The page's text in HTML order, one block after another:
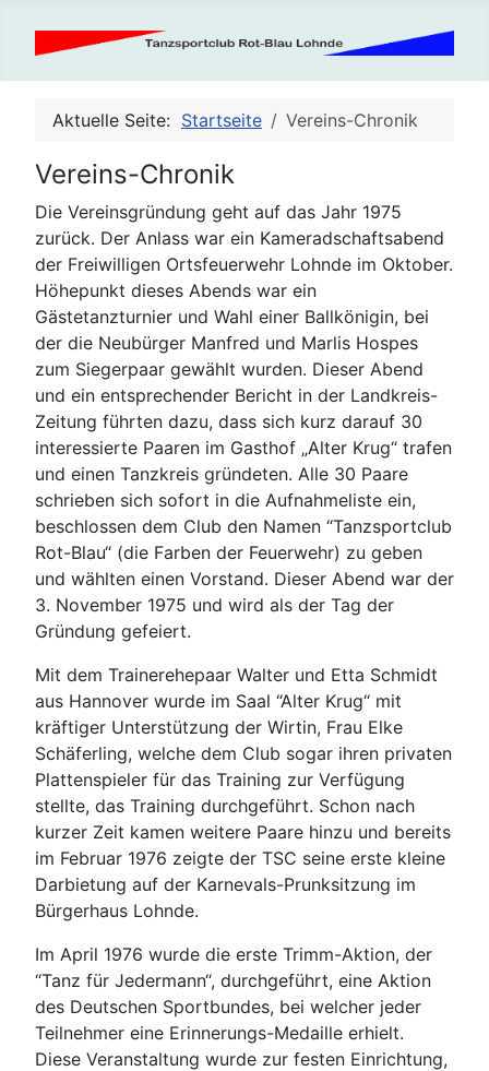
Aktuelle Seite: Startseite Vereins-Chronik
Vereins-Chronik
Die Vereinsgründung geht auf das Jahr 1975
zurück. Der Anlass war ein Kameradschaftsabend
der Freiwilligen Ortsfeuerwehr Lohnde im Oktober.
Höhepunkt dieses Abends war ein
Gästetanzturnier und Wahl einer Ballkönigin, bei
der die Neubürger Manfred und Marlis Hospes
zum Siegerpaar gewählt wurden. Dieser Abend
und ein entsprechender Bericht in der Landkreis-
Zeitung führten dazu, dass sich kurz darauf 30
interessierte Paaren im Gasthof „Alter Krug“ trafen
und einen Tanzkreis gründeten. Alle 30 Paare
schrieben sich sofort in die Aufnahmeliste ein,
beschlossen dem Club den Namen “Tanzsportclub
Rot-Blau“ (die Farben der Feuerwehr) zu geben
und wählten einen Vorstand. Dieser Abend war der
3. November 1975 und wird als der Tag der
Gründung gefeiert.
Mit dem Trainerehepaar Walter und Etta Schmidt
aus Hannover wurde im Saal “Alter Krug“ mit
kräftiger Unterstützung der Wirtin, Frau Elke
Schäferling, welche dem Club sogar ihren privaten
Plattenspieler für das Training zur Verfügung
stellte, das Training durchgeführt. Schon nach
kurzer Zeit kamen weitere Paare hinzu und bereits
im Februar 1976 zeigte der TSC seine erste kleine
Darbietung auf der Karnevals-Prunksitzung im
Bürgerhaus Lohnde.
Im April 1976 wurde die erste Trimm-Aktion, der
“Tanz für Jedermann“, durchgeführt, eine Aktion
des Deutschen Sportbundes, bei welcher jeder
Teilnehmer eine Erinnerungs-Medaille erhielt.
Diese Veranstaltung wurde zur festen Einrichtung,